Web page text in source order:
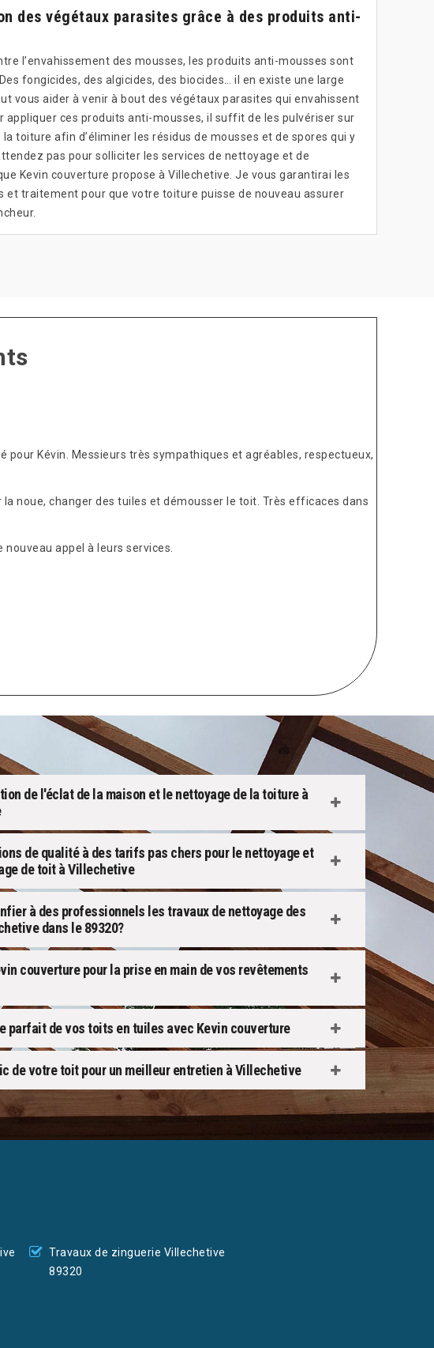
des végétaux parasites grâce à des produits anti-
l’envahissement des mousses, les produits anti-mousses sont
fongicides, des algicides, des biocides… il en existe une large
vous aider à venir à bout des végétaux parasites qui envahissent
appliquer ces produits anti-mousses, il suffit de les pulvériser sur
la toiture afin d’éliminer les résidus de mousses et de spores qui y
pas pour solliciter les services de nettoyage et de
Kevin couverture propose à Villechetive. Je vous garantirai les
et traitement pour que votre toiture puisse de nouveau assurer
Kévin. Messieurs très sympathiques et agréables, respectueux,
noue, changer des tuiles et démousser le toit. Très efficaces dans
appel à leurs services.
de l'éclat de la maison et le nettoyage de la toiture à
de qualité à des tarifs pas chers pour le nettoyage et
de toit à Villechetive
à des professionnels les travaux de nettoyage des
dans le 89320?
couverture pour la prise en main de vos revêtements
parfait de vos toits en tuiles avec Kevin couverture
de votre toit pour un meilleur entretien à Villechetive
Travaux de zinguerie Villechetive
89320